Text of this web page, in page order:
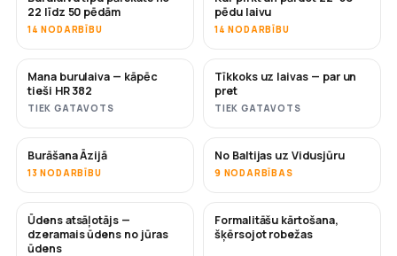
22 līdz 50 pēdām
14 NODARBĪBU
pēdu laivu
14 NODARBĪBU
DRĪZUMĀ
Mana burulaiva — kāpēc
tieši HR 382
TIEK GATAVOTS
DRĪZUMĀ
Tīkkoks uz laivas — par un
pret
TIEK GATAVOTS
DRĪZUMĀ
Burāšana Āzijā
13 NODARBĪBU
DRĪZUMĀ
No Baltijas uz Vidusjūru
9 NODARBĪBAS
DRĪZUMĀ
Ūdens atsāļotājs —
dzeramais ūdens no jūras
ūdens
Formalitāšu kārtošana,
šķērsojot robežas